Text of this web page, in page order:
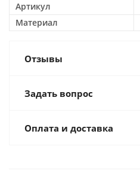
Артикул
Материал
Отзывы
Задать вопрос
Оплата и доставка